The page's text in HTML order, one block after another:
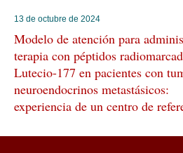
13 de octubre de 2024
Modelo de atención para
terapia con péptidos
Lutecio-177 en pacientes con
neuroendocrinos metastásicos:
experiencia de un centro de